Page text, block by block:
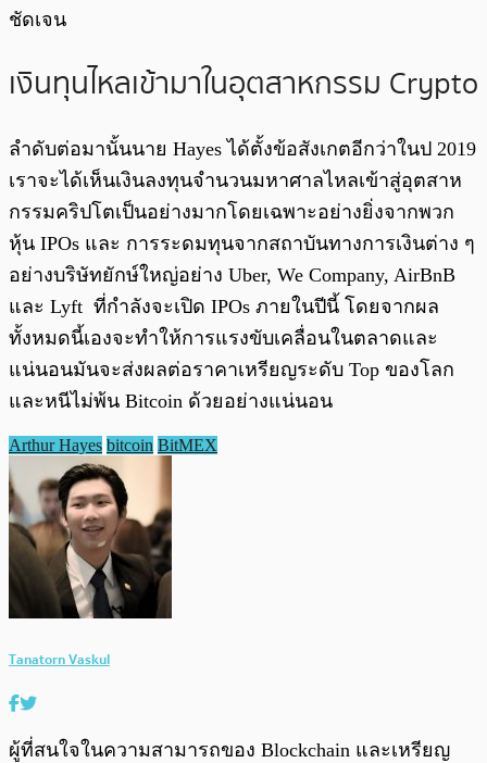
ชัดเจน
เงินทุนไหลเข้ามาในอุตสาหกรรม Crypto
ลำดับต่อมานั้นนาย Hayes ได้ตั้งข้อสังเกตอีกว่าในป 2019
เราจะได้เห็นเงินลงทุนจำนวนมหาศาลไหลเข้าสู่อุตสาห
กรรมคริปโตเป็นอย่างมากโดยเฉพาะอย่างยิ่งจากพวก
หุ้น IPOs และ การระดมทุนจากสถาบันทางการเงินต่าง ๆ
อย่างบริษัทยักษ์ใหญ่อย่าง Uber, We Company, AirBnB
และ Lyft ที่กำลังจะเปิด IPOs ภายในปีนี้ โดยจากผล
ทั้งหมดนี้เองจะทำให้การแรงขับเคลื่อนในตลาดและ
แน่นอนมันจะส่งผลต่อราคาเหรียญระดับ Top ของโลก
และหนีไม่พ้น Bitcoin ด้วยอย่างแน่นอน
Arthur Hayes bitcoin BitMEX
Tanatorn Vaskul
ผู้ที่สนใจในความสามารถของ Blockchain และเหรียญ